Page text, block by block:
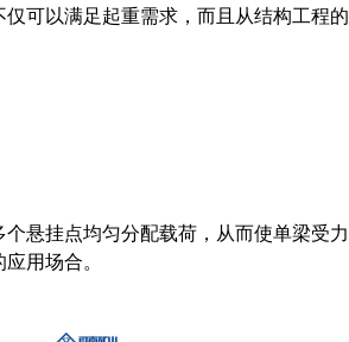
可以满足起重需求，而且从结构工程的
悬挂点均匀分配载荷，从而使单梁受力
用场合。